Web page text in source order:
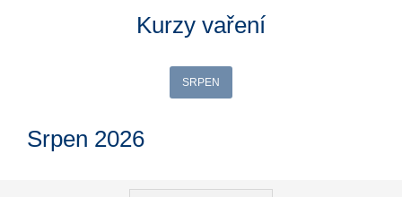
Kurzy vaření
SRPEN
Srpen 2026